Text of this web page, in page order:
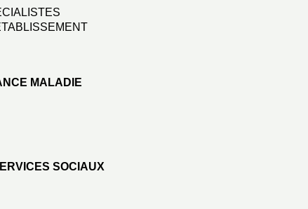
MALADIE
SOCIAUX